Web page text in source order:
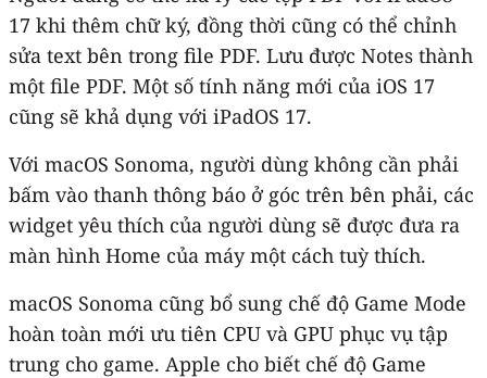
17 khi thêm chữ ký, đồng thời cũng có thể chỉnh
sửa text bên trong file PDF. Lưu được Notes thành
một file PDF. Một số tính năng mới của iOS 17
cũng sẽ khả dụng với iPadOS 17.
Với macOS Sonoma, người dùng không cần phải
bấm vào thanh thông báo ở góc trên bên phải, các
widget yêu thích của người dùng sẽ được đưa ra
màn hình Home của máy một cách tuỳ thích.
macOS Sonoma cũng bổ sung chế độ Game Mode
hoàn toàn mới ưu tiên CPU và GPU phục vụ tập
trung cho game. Apple cho biết chế độ Game